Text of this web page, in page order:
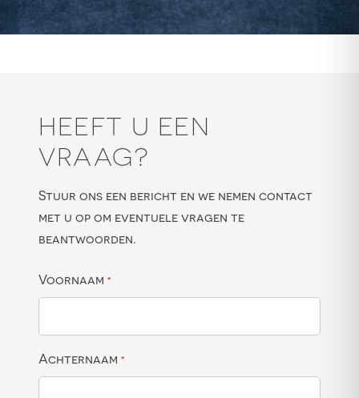
HEEFT U EEN
VRAAG?
Stuur ons een bericht en we nemen contact
met u op om eventuele vragen te
beantwoorden.
Voornaam *
Achternaam *